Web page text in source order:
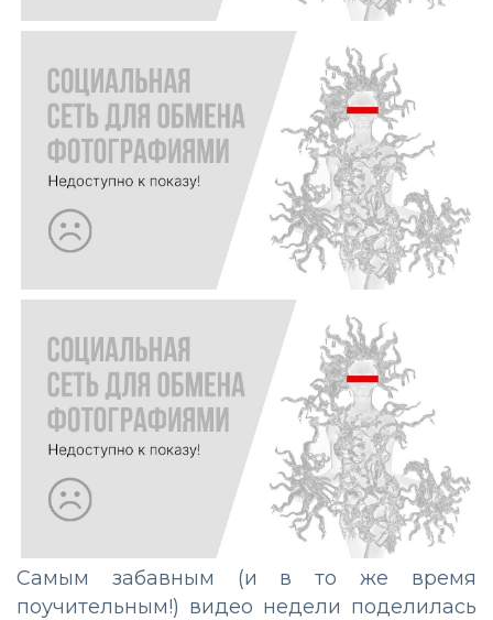
Самым забавным (и в то же время
поучительным!) видео недели поделилась